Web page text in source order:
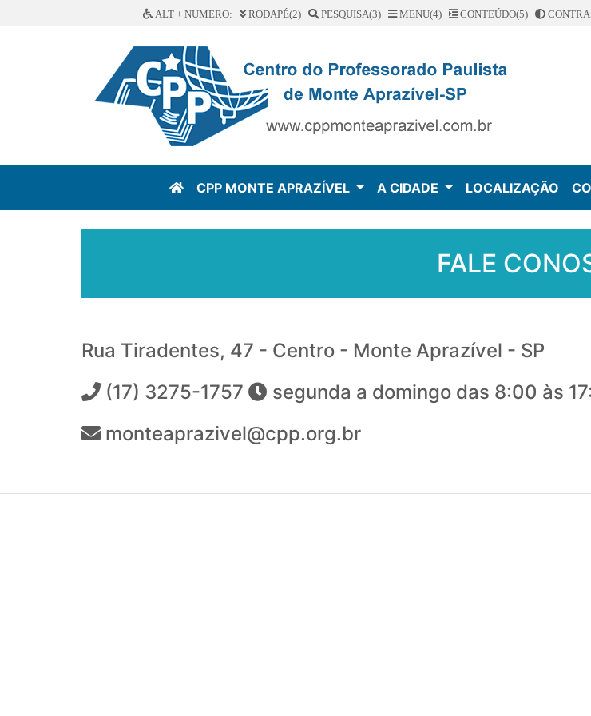
ALT + NUMERO: RODAPÉ(2) PESQUISA(3) MENU(4) CONTEÚDO(5)
CPP MONTE APRAZÍVEL A CIDADE LOCALIZAÇÃO
FALE
Rua Tiradentes, 47 - Centro - Monte Aprazível - SP
(17) 3275-1757
segunda a domingo das 8:00 às
monteaprazivel@cpp.org.br